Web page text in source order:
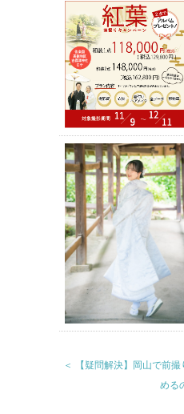
＜ 【疑問解決】岡山で前
める